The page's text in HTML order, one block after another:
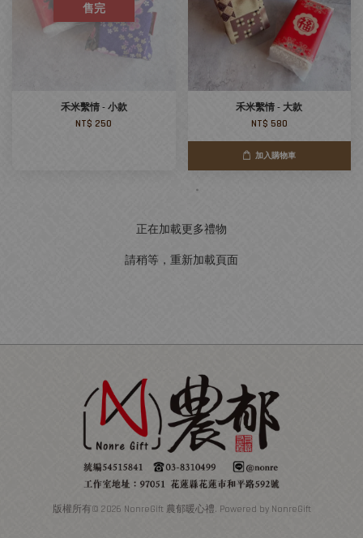
售完
禾米繫情 - 小款
NT$ 250
禾米繫情 - 大款
NT$ 580
加入購物車
正在加載更多禮物
請稍等，重新加載頁面
版權所有© 2026 NonreGift 農郁暖心禮. Powered by NonreGift